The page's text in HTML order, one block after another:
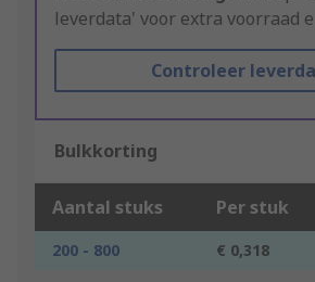
leverdata' voor extra voorraad
Controleer
Bulkkorting
Aantal stuks Per stuk
200 - 800 € 0,318